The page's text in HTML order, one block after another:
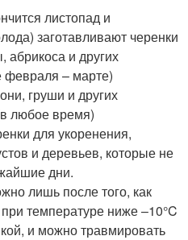
листопад и
заготавливают черенки
и других
февраля – марте)
груши и других
любое время)
для укоренения,
и деревьев, которые не
дни.
лишь после того, как
температуре ниже –10°C
и можно травмировать